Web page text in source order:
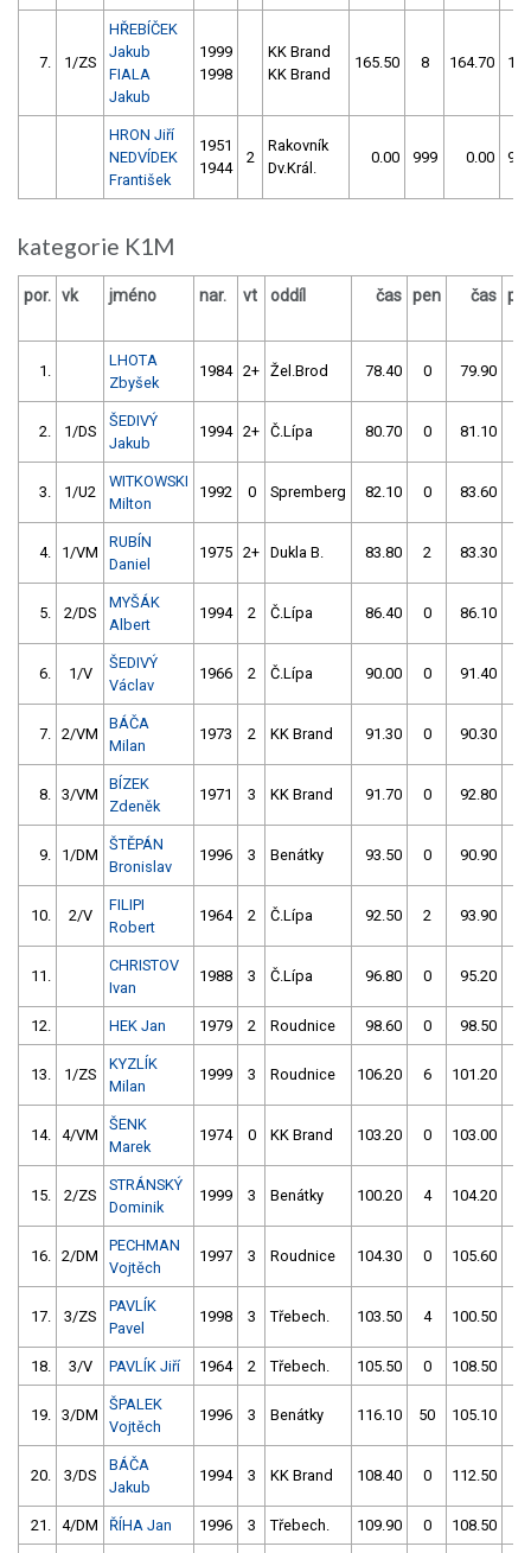
7. 1/ZS
HŘEBÍČEK
Jakub
FIALA
Jakub
1999
1998
KK Brand
KK Brand
165.50 8 164.70 156
HRON Jiří
NEDVÍDEK
František
1951
1944
2
Rakovník
Dv.Král.
0.00 999 0.00 999
kategorie K1M
por. vk jméno nar. vt oddíl čas pen čas
1.
LHOTA
Zbyšek
1984 2+ Žel.Brod 78.40 0 79.90
2. 1/DS
ŠEDIVÝ
Jakub
1994 2+ Č.Lípa 80.70 0 81.10
3. 1/U2
WITKOWSKI
Milton
1992 0 Spremberg 82.10 0 83.60
4. 1/VM
RUBÍN
Daniel
1975 2+ Dukla B. 83.80 2 83.30
5. 2/DS
MYŠÁK
Albert
1994 2 Č.Lípa 86.40 0 86.10
6. 1/V
ŠEDIVÝ
Václav
1966 2 Č.Lípa 90.00 0 91.40
7. 2/VM
BÁČA
Milan
1973 2 KK Brand 91.30 0 90.30
8. 3/VM
BÍZEK
Zdeněk
1971 3 KK Brand 91.70 0 92.80
9. 1/DM
ŠTĚPÁN
Bronislav
1996 3 Benátky 93.50 0 90.90
10. 2/V
FILIPI
Robert
1964 2 Č.Lípa 92.50 2 93.90
11.
CHRISTOV
Ivan
1988 3 Č.Lípa 96.80 0 95.20
12. HEK Jan 1979 2 Roudnice 98.60 0 98.50
13. 1/ZS
KYZLÍK
Milan
1999 3 Roudnice 106.20 6 101.20
14. 4/VM
ŠENK
Marek
1974 0 KK Brand 103.20 0 103.00
15. 2/ZS
STRÁNSKÝ
Dominik
1999 3 Benátky 100.20 4 104.20
16. 2/DM
PECHMAN
Vojtěch
1997 3 Roudnice 104.30 0 105.60
17. 3/ZS
PAVLÍK
Pavel
1998 3 Třebech. 103.50 4 100.50
18. 3/V PAVLÍK Jiří 1964 2 Třebech. 105.50 0 108.50
19. 3/DM
ŠPALEK
Vojtěch
1996 3 Benátky 116.10 50 105.10
20. 3/DS
BÁČA
Jakub
1994 3 KK Brand 108.40 0 112.50
21. 4/DM ŘÍHA Jan 1996 3 Třebech. 109.90 0 108.50